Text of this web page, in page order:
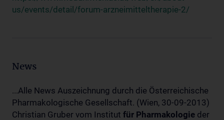
us/events/detail/forum-arzneimitteltherapie-2/
News
...Alle News Auszeichnung durch die Österreichische
Pharmakologische Gesellschaft. (Wien, 30-09-2013)
Christian Gruber vom Institut für Pharmakologie der